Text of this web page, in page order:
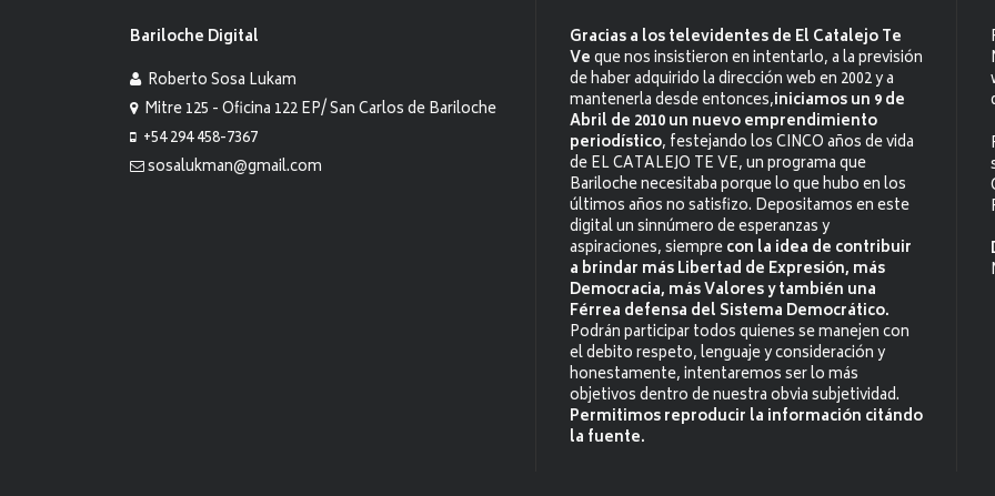
Bariloche Digital
Roberto Sosa Lukam
Mitre 125 - Oficina 122 EP/ San Carlos de Bariloche
+54 294 458-7367
sosalukman@gmail.com
Gracias a los televidentes de El Catalejo Te
Veque nos insistieron en intentarlo, a la previsión
de haber adquirido la dirección web en 2002 y a
mantenerla desde entonces,iniciamos un 9 de
Abril de 2010 un nuevo emprendimiento
periodístico, festejando los CINCO años de vida
de EL CATALEJO TE VE, un programa que
Bariloche necesitaba porque lo que hubo en los
últimos años no satisfizo. Depositamos en este
digital un sinnúmero de esperanzas y
aspiraciones, siemprecon la idea de contribuir
a brindar más Libertad de Expresión, más
Democracia, más Valores y también una
Férrea defensa del Sistema Democrático.
Podrán participar todos quienes se manejen con
el debito respeto, lenguaje y consideración y
honestamente, intentaremos ser lo más
objetivos dentro de nuestra obvia subjetividad.
Permitimos reproducir la información citándo
la fuente.